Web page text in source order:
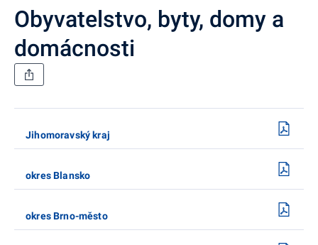
Obyvatelstvo, byty, domy a
domácnosti
Jihomoravský kraj
okres Blansko
okres Brno-město